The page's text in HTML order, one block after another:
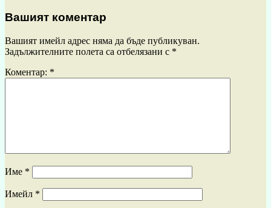
Вашият коментар
Вашият имейл адрес няма да бъде публикуван.
Задължителните полета са отбелязани с *
Коментар: *
Име *
Имейл *